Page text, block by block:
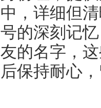
，详细但
的深刻记
的名字，
保持耐心